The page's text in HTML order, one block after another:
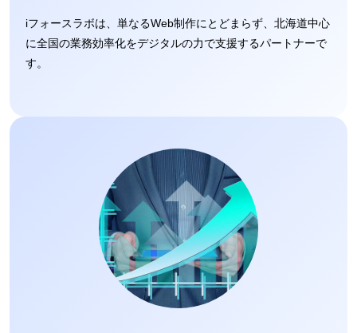
iフォースラボは、単なるWeb制作にとどまらず、北海道中心
に全国の業務効率化をデジタルの力で支援するパートナーで
す。